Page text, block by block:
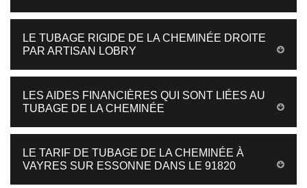
LE TUBAGE RIGIDE DE LA CHEMINÉE DROITE
PAR ARTISAN LOBRY
LES AIDES FINANCIÈRES QUI SONT LIÉES AU
TUBAGE DE LA CHEMINÉE
LE TARIF DE TUBAGE DE LA CHEMINÉE À
VAYRES SUR ESSONNE DANS LE 91820